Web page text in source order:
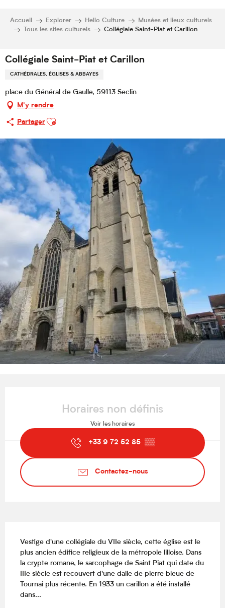
Accueil Explorer Hello Culture
Musées et lieux culturels
Tous les sites culturels
Collégiale Saint-Piat et Carillon
Collégiale Saint-Piat et Carillon
CATHÉDRALES, ÉGLISES & ABBAYES
place du Général de Gaulle, 59113 Seclin
M'y rendre
Partager
Ajouter aux favoris
Horaires non définis
Voir les horaires
+33 9 72 52 85 ▒▒
Contactez-nous
Vestige d'une collégiale du VIIe siècle, cette église est le
plus ancien édifice religieux de la métropole lilloise. Dans
la crypte romane, le sarcophage de Saint Piat qui date du
IIIe siècle est recouvert d'une dalle de pierre bleue de
Tournai plus récente. En 1933 un carillon a été installé
dans...